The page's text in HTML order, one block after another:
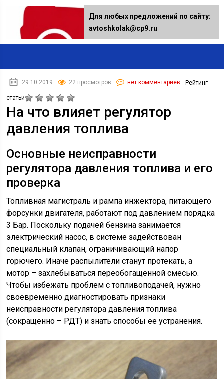
29.10.2019 22 просмотров нет комментариев Рейтинг
статьи
На что влияет регулятор
давления топлива
Основные неисправности
регулятора давления топлива и его
проверка
Топливная магистраль и рампа инжектора, питающего
форсунки двигателя, работают под давлением порядка
3 Бар. Поскольку подачей бензина занимается
электрический насос, в системе задействован
специальный клапан, ограничивающий напор
горючего. Иначе распылители станут протекать, а
мотор – захлебываться переобогащенной смесью.
Чтобы избежать проблем с топливоподачей, нужно
своевременно диагностировать признаки
неисправности регулятора давления топлива
(сокращенно – РДТ) и знать способы ее устранения.
Для любых предложений по сайту:
avtoshkolak@cp9.ru